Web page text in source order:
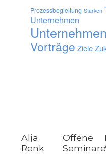
Prozessbegleitung Stärken
Unternehmen
Vorträge Ziele
Alja
Renk
Offene
Seminare